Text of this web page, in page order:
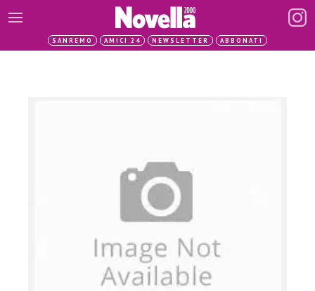
SANREMO AMICI 24 NEWSLETTER ABBONATI